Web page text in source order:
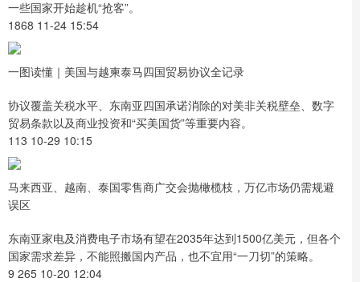
一些国家开始趁机“抢客”。
1868 11-24 15:54
一图读懂｜美国与越柬泰马四国贸易协议全记录
协议覆盖关税水平、东南亚四国承诺消除的对美非关税壁垒、数字
贸易条款以及商业投资和“买美国货”等重要内容。
113 10-29 10:15
马来西亚、越南、泰国零售商广交会抛橄榄枝，万亿市场仍需规避
误区
东南亚家电及消费电子市场有望在2035年达到1500亿美元，但各个
国家需求差异，不能照搬国内产品，也不宜用“一刀切”的策略。
9 265 10-20 12:04